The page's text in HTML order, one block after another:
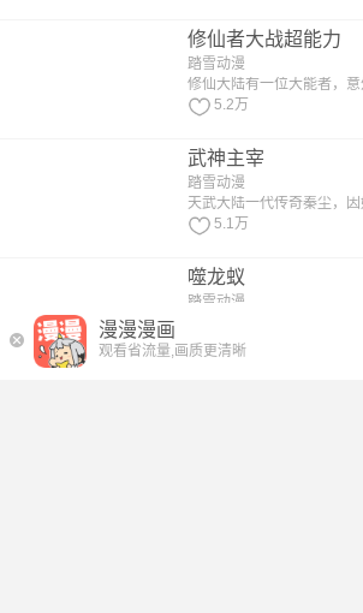
修仙者大战超能力
踏雪动漫
修仙大陆有一位大能者，意
5.2万
武神主宰
踏雪动漫
天武大陆一代传奇秦尘，因
5.1万
噬龙蚁
踏雪动漫
3.9万
漫漫漫画
观看省流量,画质更清晰